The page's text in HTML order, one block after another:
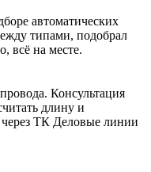
автоматических
типами, подобрал
всё на месте.
Консультация
длину и
ТК Деловые линии